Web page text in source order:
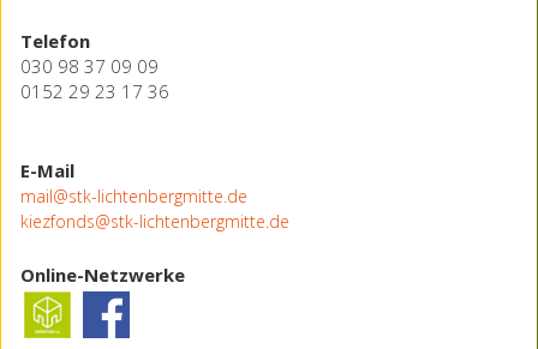
Telefon
030 98 37 09 09
0152 29 23 17 36
E-Mail
mail@stk-lichtenbergmitte.de
kiezfonds@stk-lichtenbergmitte.de
Online-Netzwerke